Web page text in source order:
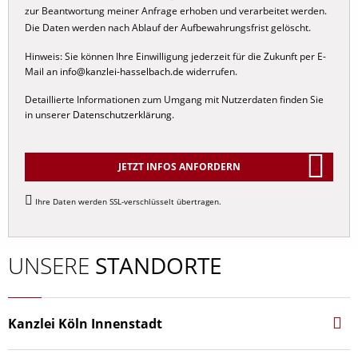
Internationales Familienrecht
Sorgerecht
Unterhaltsrecht
Düsseldorfer Tabelle
Zugewinnausgleich
zur Beantwortung meiner Anfrage erhoben und verarbeitet werden.
Die Daten werden nach Ablauf der Aufbewahrungsfrist gelöscht.
Hinweis: Sie können Ihre Einwilligung jederzeit für die Zukunft per E-
Mail an info@kanzlei-hasselbach.de widerrufen.
Detaillierte Informationen zum Umgang mit Nutzerdaten finden Sie
in unserer Datenschutzerklärung.
JETZT INFOS ANFORDERN
Alternative:
Ihre Daten werden SSL-verschlüsselt übertragen.
UNSERE STANDORTE
Kanzlei Köln Innenstadt